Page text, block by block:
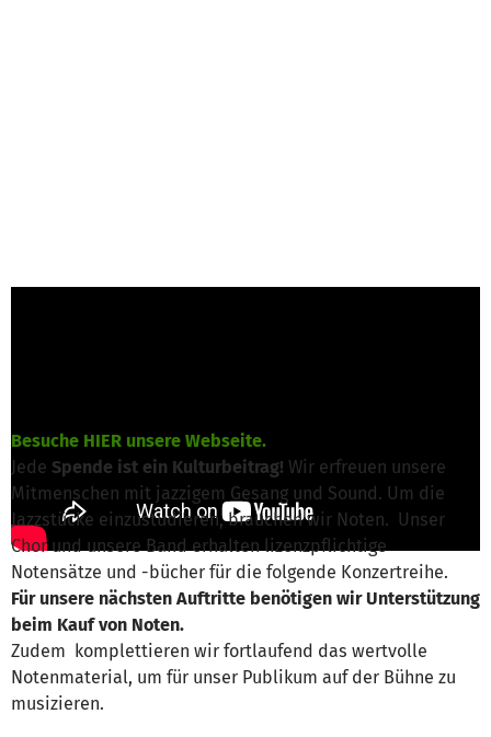
Besuche HIER unsere Webseite.
Jede Spende ist ein Kulturbeitrag! Wir erfreuen unsere
Mitmenschen mit jazzigem Gesang und Sound. Um die
Jazzstücke einzustudieren, brauchen wir Noten. Unser
Chor und unsere Band erhalten lizenzpflichtige
Notensätze und -bücher für die folgende Konzertreihe.
Für unsere nächsten Auftritte benötigen wir Unterstützung
beim Kauf von Noten.
Zudem komplettieren wir fortlaufend das wertvolle
Notenmaterial, um für unser Publikum auf der Bühne zu
musizieren.